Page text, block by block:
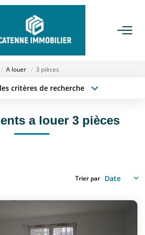
Nous Rejoindre
A louer 3 pièces
critères de recherche
a louer 3 pièces
Trier par